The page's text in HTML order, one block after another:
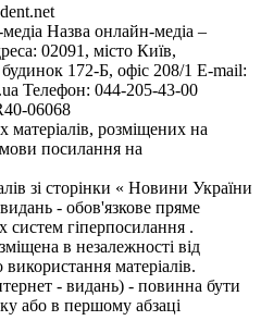
Назва онлайн-медіа –
02091, місто Київ,
172-Б, офіс 208/1 E-mail:
Телефон: 044-205-43-00
06068
матеріалів, розміщених на
посилання на
зі сторінки « Новини України
видань - обов'язкове пряме
систем гіперпосилання .
в незалежності від
матеріалів.
- видань) - повинна бути
або в першому абзаці